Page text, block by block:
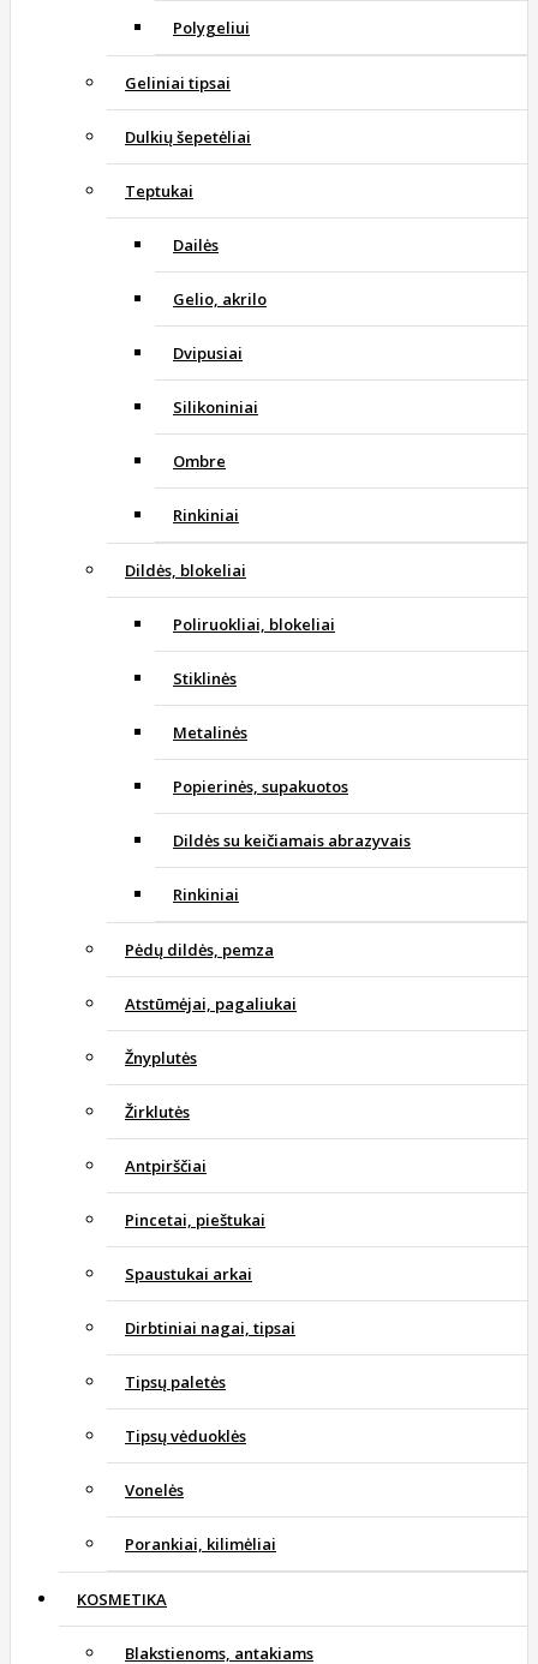
Polygeliui
Geliniai tipsai
Dulkių šepetėliai
Teptukai
Dailės
Gelio, akrilo
Dvipusiai
Silikoniniai
Ombre
Rinkiniai
Dildės, blokeliai
Poliruokliai, blokeliai
Stiklinės
Metalinės
Popierinės, supakuotos
Dildės su keičiamais abrazyvais
Rinkiniai
Pėdų dildės, pemza
Atstūmėjai, pagaliukai
Žnyplutės
Žirklutės
Antpirščiai
Pincetai, pieštukai
Spaustukai arkai
Dirbtiniai nagai, tipsai
Tipsų paletės
Tipsų vėduoklės
Vonelės
Porankiai, kilimėliai
KOSMETIKA
Blakstienoms, antakiams